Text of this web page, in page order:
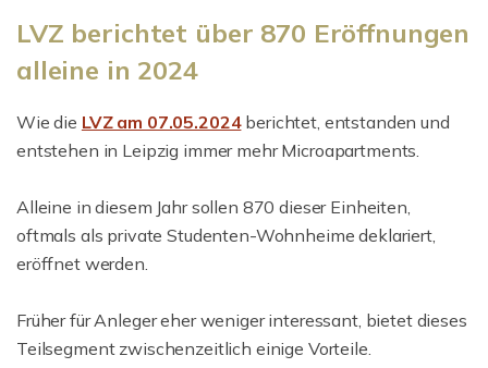
LVZ berichtet über 870 Eröffnungen
alleine in 2024
Wie die LVZ am 07.05.2024berichtet, entstanden und
entstehen in Leipzig immer mehr Microapartments.
Alleine in diesem Jahr sollen 870 dieser Einheiten,
oftmals als private Studenten-Wohnheime deklariert,
eröffnet werden.
Früher für Anleger eher weniger interessant, bietet dieses
Teilsegment zwischenzeitlich einige Vorteile.